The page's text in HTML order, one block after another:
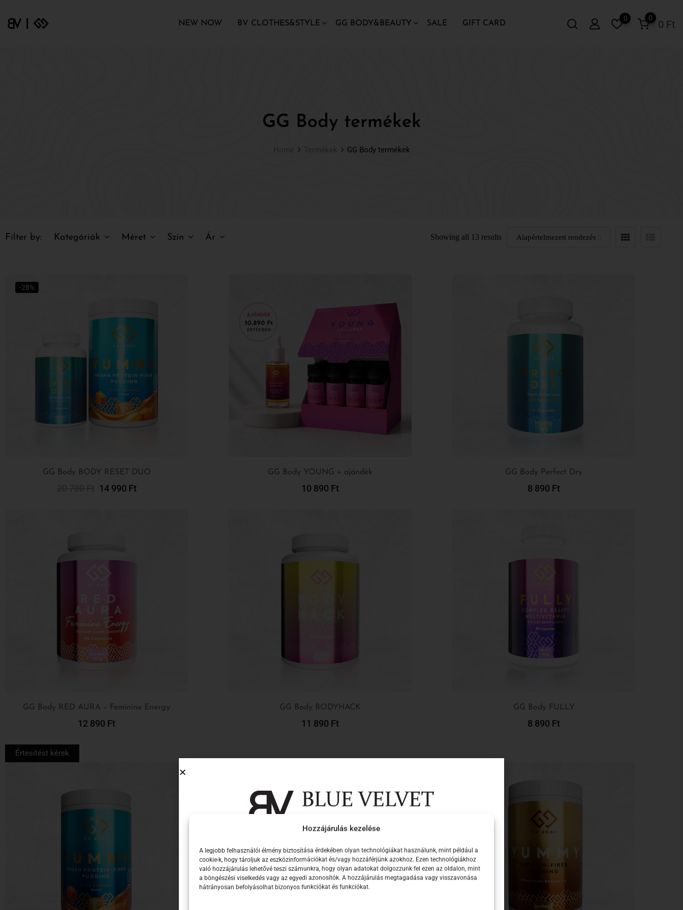
Hozzájárulás kezelése
A legjobb felhasználói élmény biztosítása érdekében olyan technológiákat használunk, mint például a
cookie-k, hogy tároljuk az eszközinformációkat és/vagy hozzáférjünk azokhoz. Ezen technológiákhoz
való hozzájárulás lehetővé teszi számunkra, hogy olyan adatokat dolgozzunk fel ezen az oldalon, mint
a böngészési viselkedés vagy az egyedi azonosítók. A hozzájárulás megtagadása vagy visszavonása
hátrányosan befolyásolhat bizonyos funkciókat és funkciókat.
NEW NOW BV CLOTHES&STYLE GG BODY&BEAUTY SALE GIFT CARD 0 Ft
0
0
GG Body termékek
GG Body termékek
Filter by: Kategóriák Méret Szín Ár Showing all 13 results
-28%
GG Body BODY RESET DUO
14 990 Ft
GG Body YOUNG + ajándék
10 890 Ft
GG Body Perfect Dry
8 890 Ft
GG Body RED AURA – Feminine Energy
12 890 Ft
Értesítést kérek
GG Body BODYHACK
11 890 Ft
GG Body FULLY
8 890 Ft
értesülj új kollekcióinkról!
Email